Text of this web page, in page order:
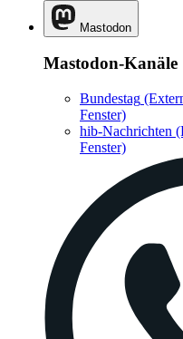
Mastodon
Mastodon-Kanäle
Bundestag
Fenster)
hib-Nachrichten
Fenster)